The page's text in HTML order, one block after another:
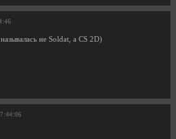
не Soldat, а CS 2D)